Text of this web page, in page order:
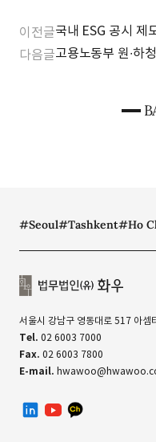
이전글국내 ESG 공시 제
다음글고용노동부 원∙하
#Seoul#Tashkent#Ho
서울시 강남구 영동대로 517 아셈
Tel. 02 6003 7000
Fax. 02 6003 7800
E-mail.